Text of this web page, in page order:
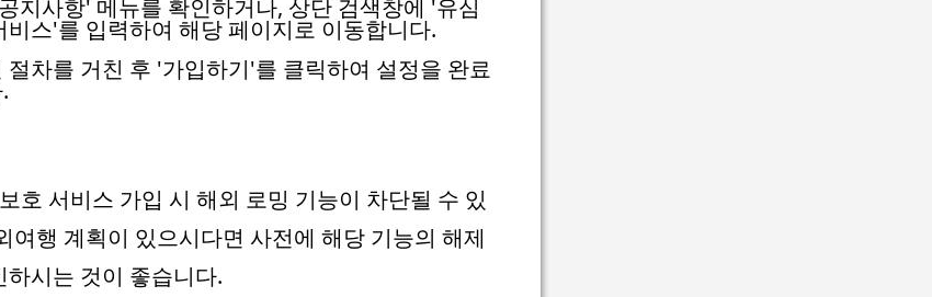
지사항' 메뉴를 확인하거나, 상단 검색창에 '유심
비스'를 입력하여 해당 페이지로 이동합니다.
절차를 거친 후 '가입하기'를 클릭하여 설정을 완료
호 서비스 가입 시 해외 로밍 기능이 차단될 수 있
여행 계획이 있으시다면 사전에 해당 기능의 해제
하시는 것이 좋습니다.